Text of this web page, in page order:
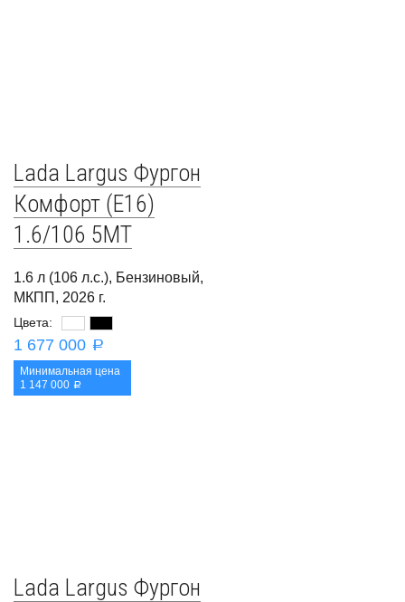
Lada Largus Фургон
Комфорт (E16)
1.6/106 5MT
1.6 л (106 л.с.), Бензиновый,
МКПП, 2026 г.
Цвета:
1 677 000 a
Минимальная цена
1 147 000
a
Lada Largus Фургон